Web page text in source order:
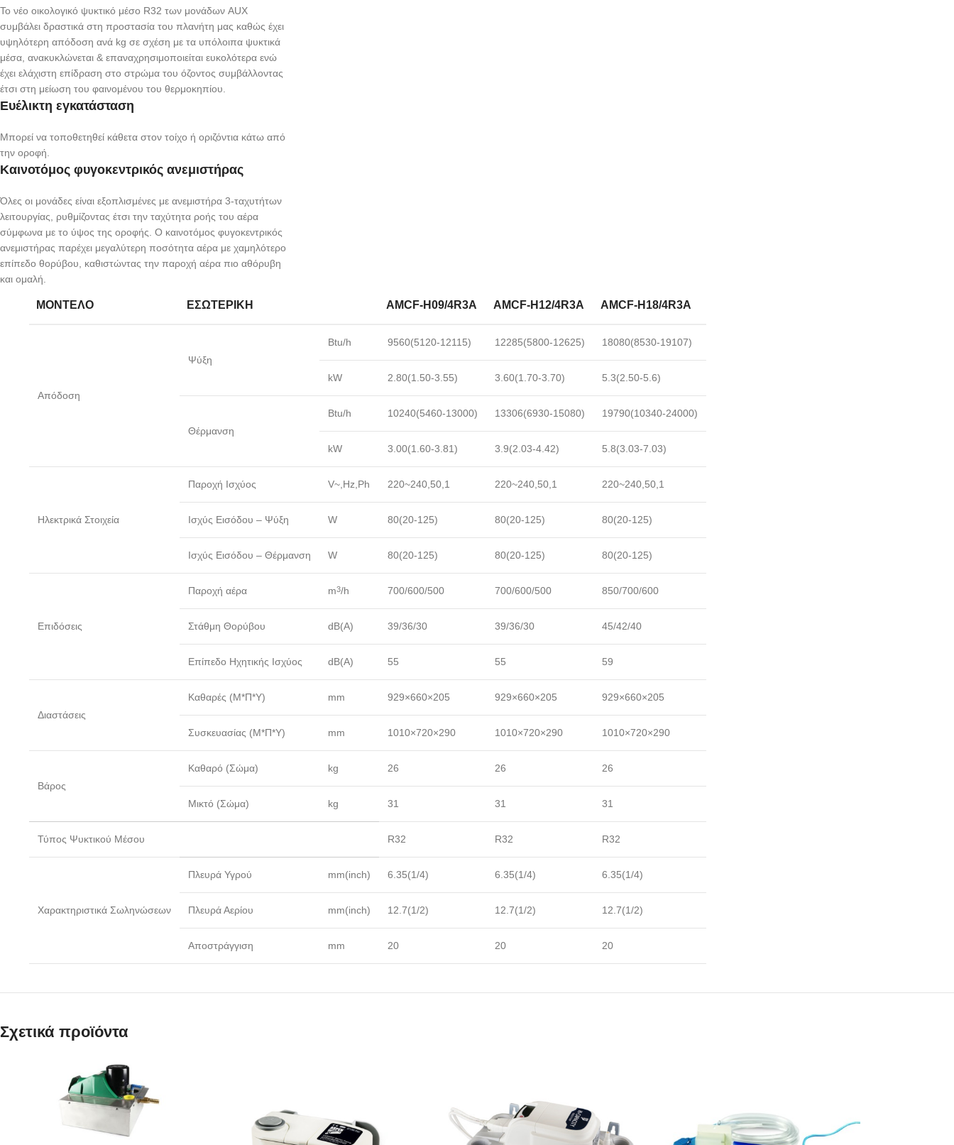
Το νέο οικολογικό ψυκτικό μέσο R32 των μονάδων AUX
συμβάλει δραστικά στη προστασία του πλανήτη μας καθώς έχει
υψηλότερη απόδοση ανά kg σε σχέση με τα υπόλοιπα ψυκτικά
μέσα, ανακυκλώνεται & επαναχρησιμοποιείται ευκολότερα ενώ
έχει ελάχιστη επίδραση στο στρώμα του όζοντος συμβάλλοντας
έτσι στη μείωση του φαινομένου του θερμοκηπίου.
Ευέλικτη εγκατάσταση
Μπορεί να τοποθετηθεί κάθετα στον τοίχο ή οριζόντια κάτω από
την οροφή.
Καινοτόμος φυγοκεντρικός ανεμιστήρας
Όλες οι μονάδες είναι εξοπλισμένες με ανεμιστήρα 3-ταχυτήτων
λειτουργίας, ρυθμίζοντας έτσι την ταχύτητα ροής του αέρα
σύμφωνα με το ύψος της οροφής. Ο καινοτόμος φυγοκεντρικός
ανεμιστήρας παρέχει μεγαλύτερη ποσότητα αέρα με χαμηλότερο
επίπεδο θορύβου, καθιστώντας την παροχή αέρα πιο αθόρυβη
και ομαλή.
ΜΟΝΤΈΛΟ ΕΣΩΤΕΡΙΚΉ AMCF-H09/4R3A AMCF-H12/4R3A AMCF-H18/4R3A
Απόδοση
Ψύξη
Btu/h 9560(5120-12115) 12285(5800-12625) 18080(8530-19107)
kW 2.80(1.50-3.55) 3.60(1.70-3.70) 5.3(2.50-5.6)
Θέρμανση
Btu/h 10240(5460-13000) 13306(6930-15080) 19790(10340-24000)
kW 3.00(1.60-3.81) 3.9(2.03-4.42) 5.8(3.03-7.03)
Ηλεκτρικά Στοιχεία
Παροχή Ισχύος V~,Hz,Ph 220~240,50,1 220~240,50,1 220~240,50,1
Ισχύς Εισόδου – Ψύξη W 80(20-125) 80(20-125) 80(20-125)
Ισχύς Εισόδου – Θέρμανση W 80(20-125) 80(20-125) 80(20-125)
Επιδόσεις
Παροχή αέρα m3/h 700/600/500 700/600/500 850/700/600
Στάθμη Θορύβου dB(A) 39/36/30 39/36/30 45/42/40
Επίπεδο Ηχητικής Ισχύος dB(A) 55 55 59
Διαστάσεις
Καθαρές (Μ*Π*Υ) mm 929×660×205 929×660×205 929×660×205
Συσκευασίας (Μ*Π*Υ) mm 1010×720×290 1010×720×290 1010×720×290
Βάρος
Καθαρό (Σώμα) kg 26 26 26
Μικτό (Σώμα) kg 31 31 31
Τύπος Ψυκτικού Μέσου R32 R32 R32
Χαρακτηριστικά Σωληνώσεων
Πλευρά Υγρού mm(inch) 6.35(1/4) 6.35(1/4) 6.35(1/4)
Πλευρά Αερίου mm(inch) 12.7(1/2) 12.7(1/2) 12.7(1/2)
Αποστράγγιση mm 20 20 20
Σχετικά προϊόντα